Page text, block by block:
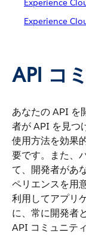
Experience
Experience
API コ
あなたの API を
者が API を見つ
使用方法を効果
要です。また、
て、開発者があ
ペリエンスを用
利用してアプリ
に、常に開発者
API コミュニテ